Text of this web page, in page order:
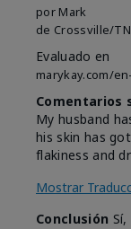
por Mark
de Crossville/TN
Evaluado en
marykay.com/
Comentarios
My husband
his skin has
flakiness and
Mostrar
Conclusión